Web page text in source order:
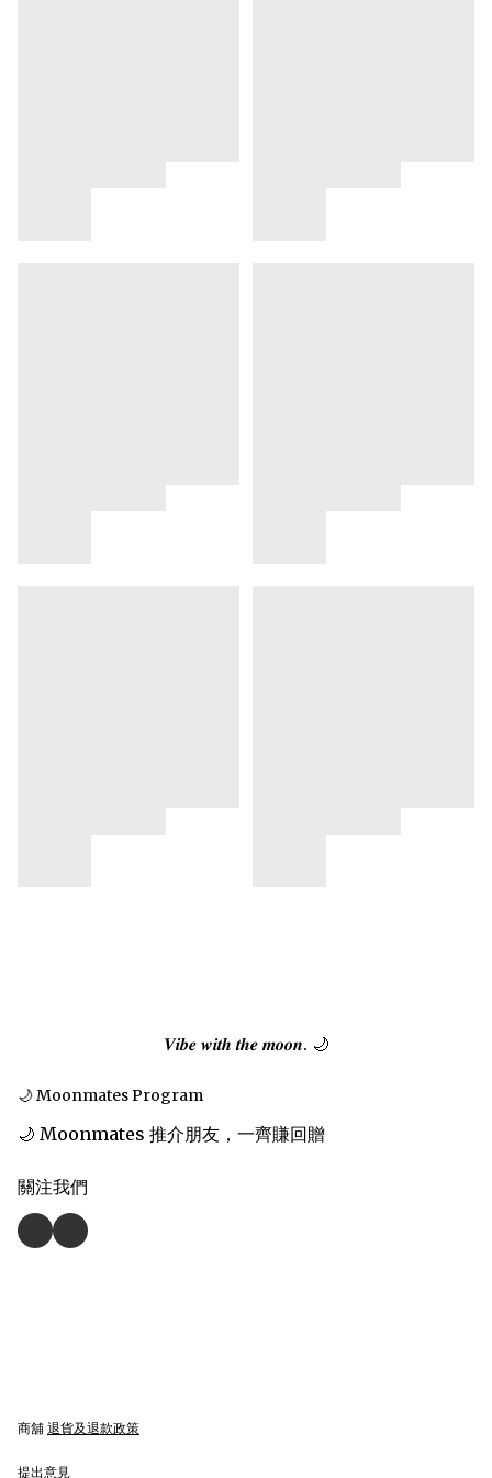
𝑽𝒊𝒃𝒆 𝒘𝒊𝒕𝒉 𝒕𝒉𝒆 𝒎𝒐𝒐𝒏. 🌙
🌙 Moonmates Program
🌙 Moonmates 推介朋友，一齊賺回贈
關注我們
商舖 退貨及退款政策
提出意見